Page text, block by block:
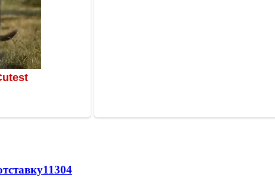
11304